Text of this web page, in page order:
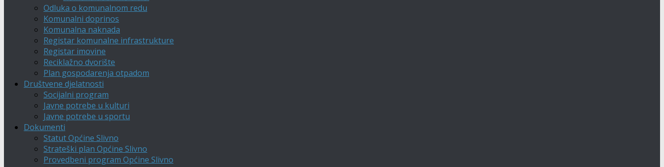
Odluka o komunalnom redu
Komunalni doprinos
Komunalna naknada
Registar komunalne infrastrukture
Registar imovine
Reciklažno dvorište
Plan gospodarenja otpadom
Društvene djelatnosti
Socijalni program
Javne potrebe u kulturi
Javne potrebe u sportu
Dokumenti
Statut Općine Slivno
Strateški plan Općine Slivno
Provedbeni program Općine Slivno